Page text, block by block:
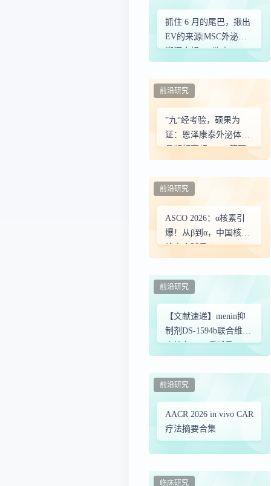
抓住 6 月的尾巴，揪出
EV的来源|MSC外泌体
溯源合规WB鉴定
”九“经考验，硕果为
证：恩泽康泰外泌体工
具频频亮相CELL等顶
前沿研究
ASCO 2026：α核素引
爆！从β到α，中国核药
抢占全球风口
前沿研究
【文献速递】menin抑
制剂DS-1594b联合维奈
克拉在MLL重排及
血病细胞中驱动分化并
诱导协同致死效应
前沿研究
AACR 2026 in vivo CAR
疗法摘要合集
前沿研究
临床研究